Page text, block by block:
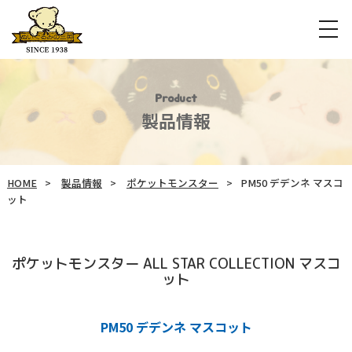
Product
製品情報
HOME 製品情報 ポケットモンスター
PM50 デデンネ マスコ
ット
ポケットモンスター ALL STAR COLLECTION マスコ
ット
PM50 デデンネ マスコット